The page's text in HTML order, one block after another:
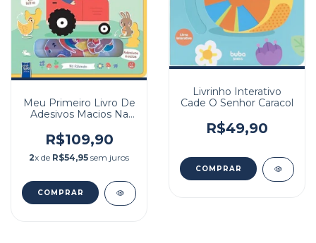
Meu Primeiro Livro De
Adesivos Macios Na
R$109,90
2x de R$54,95 sem juros
Livrinho Interativo
Cade O Senhor Caracol
R$49,90